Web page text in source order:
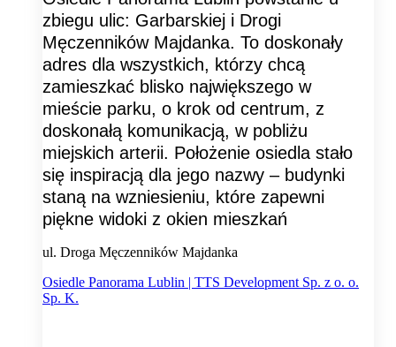
zbiegu ulic: Garbarskiej i Drogi
Męczenników Majdanka. To doskonały
adres dla wszystkich, którzy chcą
zamieszkać blisko największego w
mieście parku, o krok od centrum, z
doskonałą komunikacją, w pobliżu
miejskich arterii. Położenie osiedla stało
się inspiracją dla jego nazwy – budynki
staną na wzniesieniu, które zapewni
piękne widoki z okien mieszkań
ul. Droga Męczenników Majdanka
Osiedle Panorama Lublin | TTS Development Sp. z o. o.
Sp. K.